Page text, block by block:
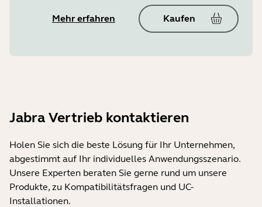
Mehr erfahren Kaufen
Jabra Vertrieb kontaktieren
Holen Sie sich die beste Lösung für Ihr Unternehmen,
abgestimmt auf Ihr individuelles Anwendungsszenario.
Unsere Experten beraten Sie gerne rund um unsere
Produkte, zu Kompatibilitätsfragen und UC-
Installationen.